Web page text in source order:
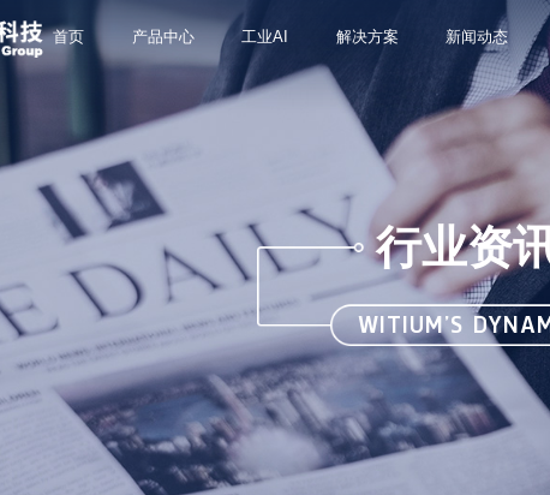
首页 产品中心 工业AI 解决方案 新闻动态
行业资
WITIUM’S